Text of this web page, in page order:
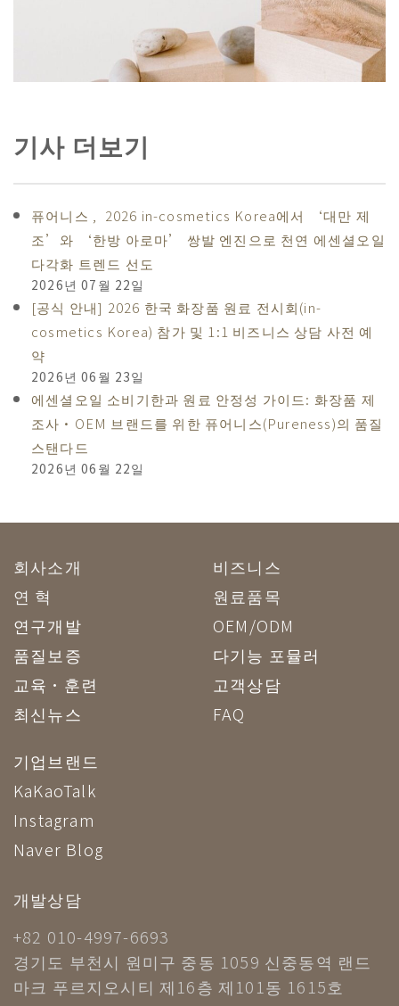
기사 더보기
퓨어니스 , 2026 in-cosmetics Korea에서 ‘대만 제
조’와 ‘한방 아로마’ 쌍발 엔진으로 천연 에센셜오일
다각화 트렌드 선도
2026년 07월 22일
[공식 안내] 2026 한국 화장품 원료 전시회(in-
cosmetics Korea) 참가 및 1:1 비즈니스 상담 사전 예
약
2026년 06월 23일
에센셜오일 소비기한과 원료 안정성 가이드: 화장품 제
조사·OEM 브랜드를 위한 퓨어니스(Pureness)의 품질
스탠다드
2026년 06월 22일
회사소개
연 혁
연구개발
품질보증
교육·훈련
최신뉴스
비즈니스
원료품목
OEM/ODM
다기능 포뮬러
고객상담
FAQ
기업브랜드
KaKaoTalk
Instagram
Naver Blog
개발상담
+82 010-4997-6693
경기도 부천시 원미구 중동 1059 신중동역 랜드
마크 푸르지오시티 제16층 제101동 1615호